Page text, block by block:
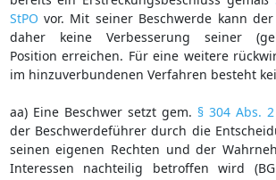
StPO vor. Mit seiner Beschwerde kann
daher keine Verbesserung seiner
Position erreichen. Für eine weitere
im hinzuverbundenen Verfahren besteht
aa) Eine Beschwer setzt gem. § 304 Abs. 2
der Beschwerdeführer durch die
seinen eigenen Rechten und der
Interessen nachteilig betroffen wird